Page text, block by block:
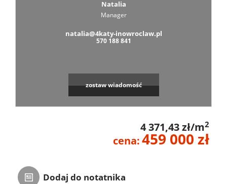
Natalia
Manager
natalia@4katy-inowroclaw.pl
570 188 841
zostaw wiadomość
4 371,43 zł/m2
cena:459 000 zł
Dodaj do notatnika